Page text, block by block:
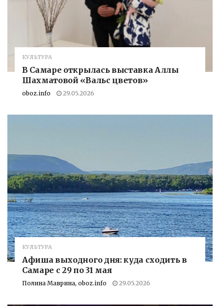
КУЛЬТУРА
В Самаре открылась выставка Аллы
Шахматовой «Вальс цветов»
oboz.info 29.05.2026
КУЛЬТУРА
Афиша выходного дня: куда сходить в
Самаре с 29 по 31 мая
Полина Маврина, oboz.info 29.05.2026